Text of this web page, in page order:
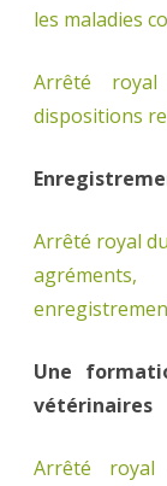
les maladies
Arrêté
dispositions
Arrêté royal
Une
vétérinaires
Arrêté